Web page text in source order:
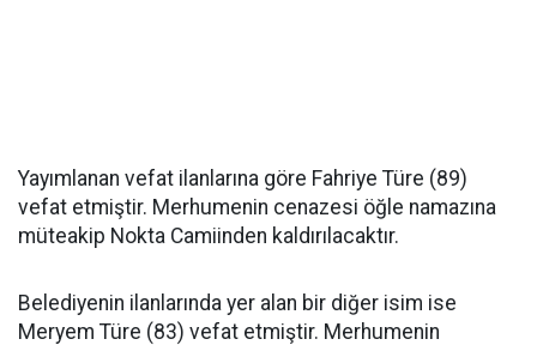
Yayımlanan vefat ilanlarına göre Fahriye Türe (89)
vefat etmiştir. Merhumenin cenazesi öğle namazına
müteakip Nokta Camiinden kaldırılacaktır.
Belediyenin ilanlarında yer alan bir diğer isim ise
Meryem Türe (83) vefat etmiştir. Merhumenin